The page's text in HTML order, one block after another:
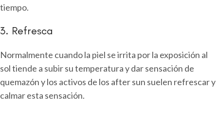
tiempo.
3. Refresca
Normalmente cuando la piel se irrita por la exposición al
sol tiende a subir su temperatura y dar sensación de
quemazón y los activos de los after sun suelen refrescar y
calmar esta sensación.